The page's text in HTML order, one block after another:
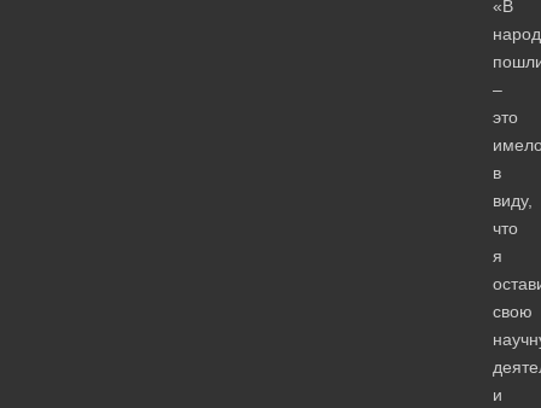
«В
народ
–
это
в
виду,
что
я
свою
и